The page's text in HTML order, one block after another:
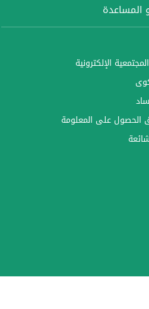
المساعدة
الإلكترونية
على المعلومة